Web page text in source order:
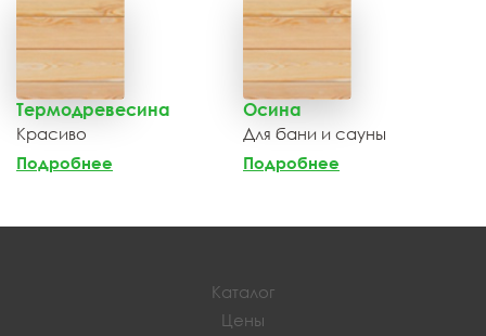
Термодревесина
Красиво
Подробнее
Осина
Для бани и сауны
Подробнее
Каталог
Цены